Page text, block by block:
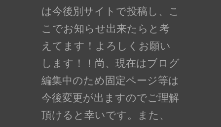
は今後別サイトで投稿し、こ
こでお知らせ出来たらと考
えてます！よろしくお願い
します！！尚、現在はブログ
編集中のため固定ページ等は
今後変更が出ますのでご理解
頂けると幸いです。また、